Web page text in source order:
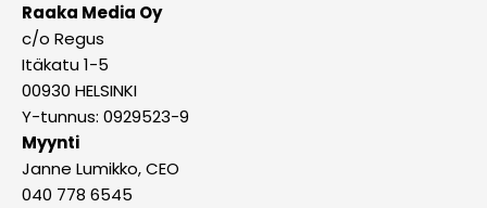
Raaka Media Oy
c/o Regus
Itäkatu 1-5
00930 HELSINKI
Y-tunnus: 0929523-9
Myynti
Janne Lumikko, CEO
040 778 6545